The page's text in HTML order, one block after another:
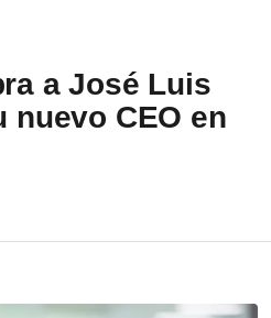
a José Luis
nuevo CEO en